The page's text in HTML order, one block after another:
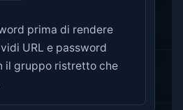
prima di rendere
URL e password
il gruppo ristretto che